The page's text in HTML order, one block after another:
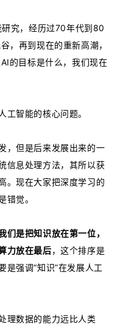
究，经历过70年代到80
，再到现在的重新高潮，
的目标是什么，我们现在
工智能的核心问题。
，但是后来发展出来的一
信息处理方法，其所以获
。现在大家把深度学习的
错觉。
们是把知识放在第一位，
力放在最后，这个排序是
是强调“知识”在发展人工
理数据的能力远比人类